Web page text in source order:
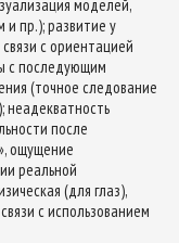
моделей,
пр.); развитие у
с ориентацией
с последующим
(точное следование
неадекватность
после
ощущение
реальной
(для глаз),
с использованием